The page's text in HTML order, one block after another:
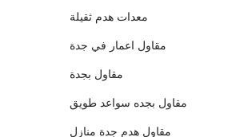
معدات هدم ثقيلة
مقاول اعمار في جدة
مقاول بجدة
مقاول بجده سواعد طويق
مقاول هدم جدة منازل